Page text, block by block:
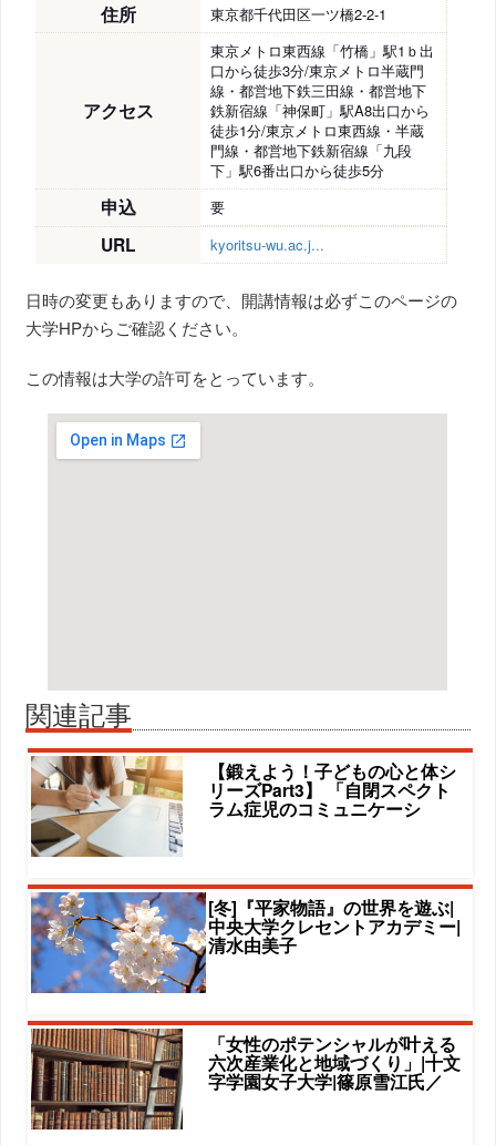
住所 東京都千代田区一ツ橋2-2-1
アクセス
東京メトロ東西線「竹橋」駅1ｂ出
口から徒歩3分/東京メトロ半蔵門
線・都営地下鉄三田線・都営地下
鉄新宿線「神保町」駅A8出口から
徒歩1分/東京メトロ東西線・半蔵
門線・都営地下鉄新宿線「九段
下」駅6番出口から徒歩5分
申込 要
URL kyoritsu-wu.ac.j...
日時の変更もありますので、開講情報は必ずこのページの
大学HPからご確認ください。
この情報は大学の許可をとっています。
関連記事
【鍛えよう！子どもの心と体シ
リーズPart3】 「自閉スペクト
ラム症児のコミュニケーシ
[冬]『平家物語』の世界を遊ぶ|
中央大学クレセントアカデミー|
清水由美子
「女性のポテンシャルが叶える
六次産業化と地域づくり」|十文
字学園女子大学|篠原雪江氏／